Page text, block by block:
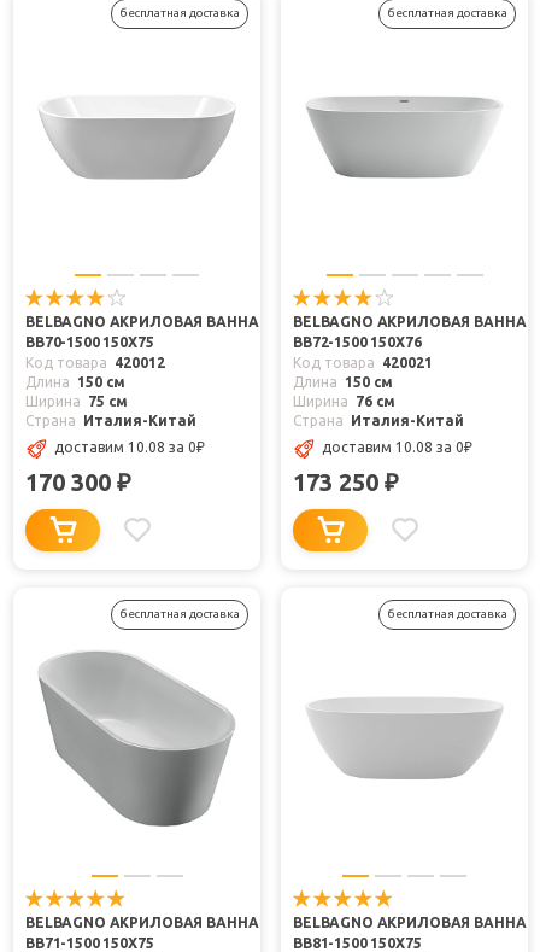
бесплатная доставка
BELBAGNO АКРИЛОВАЯ ВАННА
BB70-1500 150X75
Код товара
420012
Длина
150 см
Ширина
75 см
Страна
Италия-Китай
доставим 10.08 за 0₽
170 300 ₽
бесплатная доставка
BELBAGNO АКРИЛОВАЯ ВАННА
BB72-1500 150X76
Код товара
420021
Длина
150 см
Ширина
76 см
Страна
Италия-Китай
доставим 10.08 за 0₽
173 250 ₽
бесплатная доставка
BELBAGNO АКРИЛОВАЯ ВАННА
BB71-1500 150X75
бесплатная доставка
BELBAGNO АКРИЛОВАЯ ВАННА
BB81-1500 150X75